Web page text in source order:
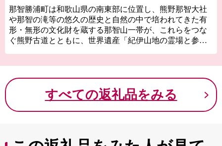
那智勝浦町は和歌山県の南東部に位置し、熊野那智大社
や那智の滝等の悠久の歴史と自然の中で培われてきた有
形・無形の文化財を蔵する那智山一帯が、これらをつな
ぐ熊野古道とともに、世界遺産「紀伊山地の霊場と参詣
る生まぐろを特産物とする水産業を基幹産業とする、
「世界遺産」・「温泉」・「生まぐろ」のまちです。
『心を遠くへ。』南紀屈指の景勝地で、熊野の自然と文
化に出会う特別な時間を・・・
すべての返礼品をみる